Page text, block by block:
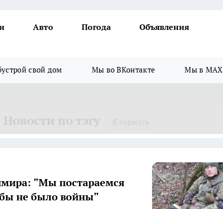
Авто Погода
Объявления
свой дом Мы во ВКонтакте Мы в MAX
"Мы постараемся
не было войны"